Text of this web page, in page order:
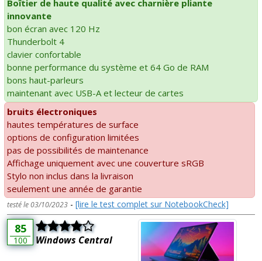
Boîtier de haute qualité avec charnière pliante
innovante
bon écran avec 120 Hz
Thunderbolt 4
clavier confortable
bonne performance du système et 64 Go de RAM
bons haut-parleurs
maintenant avec USB-A et lecteur de cartes
bruits électroniques
hautes températures de surface
options de configuration limitées
pas de possibilités de maintenance
Affichage uniquement avec une couverture sRGB
Stylo non inclus dans la livraison
seulement une année de garantie
testé le 03/10/2023 - [lire le test complet sur NotebookCheck]
85
100 Windows Central